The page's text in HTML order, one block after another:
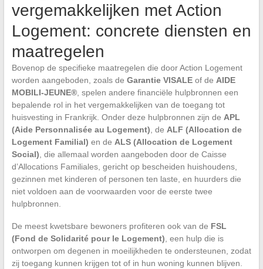
vergemakkelijken met Action
Logement: concrete diensten en
maatregelen
Bovenop de specifieke maatregelen die door Action Logement
worden aangeboden, zoals de Garantie VISALEof de AIDE
MOBILI-JEUNE®, spelen andere financiële hulpbronnen een
bepalende rol in het vergemakkelijken van de toegang tot
huisvesting in Frankrijk. Onder deze hulpbronnen zijn de APL
(Aide Personnalisée au Logement), de ALF (Allocation de
Logement Familial) en de ALS (Allocation de Logement
Social), die allemaal worden aangeboden door de Caisse
d’Allocations Familiales, gericht op bescheiden huishoudens,
gezinnen met kinderen of personen ten laste, en huurders die
niet voldoen aan de voorwaarden voor de eerste twee
hulpbronnen.
De meest kwetsbare bewoners profiteren ook van de FSL
(Fond de Solidarité pour le Logement), een hulp die is
ontworpen om degenen in moeilijkheden te ondersteunen, zodat
zij toegang kunnen krijgen tot of in hun woning kunnen blijven.